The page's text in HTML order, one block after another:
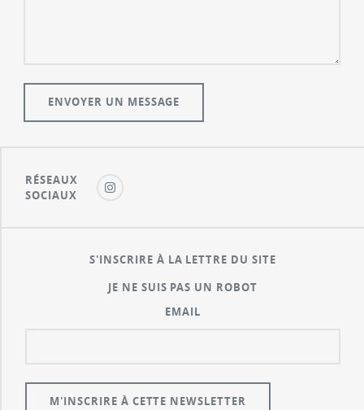
RÉSEAUX
SOCIAUX
S'INSCRIRE À LA LETTRE DU SITE
JE NE SUIS PAS UN ROBOT
EMAIL